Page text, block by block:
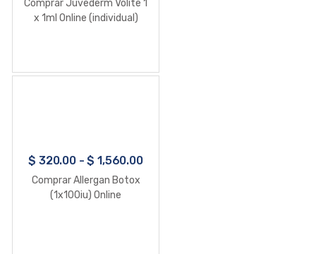
Comprar Juvederm Volite 1
x 1ml Online (individual)
$ 320.00-$ 1,560.00
Comprar Allergan Botox
(1x100iu) Online